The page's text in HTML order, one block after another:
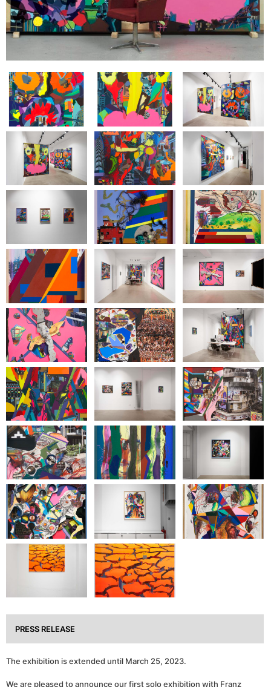
PRESS RELEASE
The exhibition is extended until March 25, 2023.
We are pleased to announce our first solo exhibition with Franz